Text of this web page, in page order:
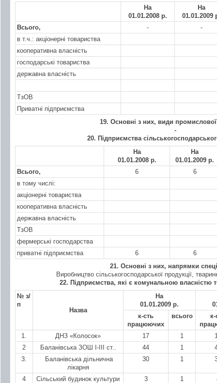
На
01.01.2008 р.
На
01.01.2009
Всього,
-
-
в т.ч.: акціонерні товариства
кооперативна власність
господарські товариства
державна власність
ТзОВ
Приватні підприємства
19. Основні з них, види промислової
-
20. Підприємства
На
01.01.2008 р.
На
01.01.2009 р.
Всього,
6
6
в тому числі:
акціонерні товариства
кооперативна власність
державна власність
ТзОВ
фермерські господарства
приватні підприємства
6
6
21. Основні з них, напрямки
Виробництво сільськогосподарської продукції,
22. Підприємства, які є комунальною власністю
№ з/
п
Назва
На
01.01.2009 р.
к-сть
працюючих
всього
1.
ДНЗ «Колосок» 17 1
2
Баланівська ЗОШ І-ІІІ ст.. 44 1
3.
Баланівська дільнична
лікарня
30 1
4 Сільський будинок культури 3 1